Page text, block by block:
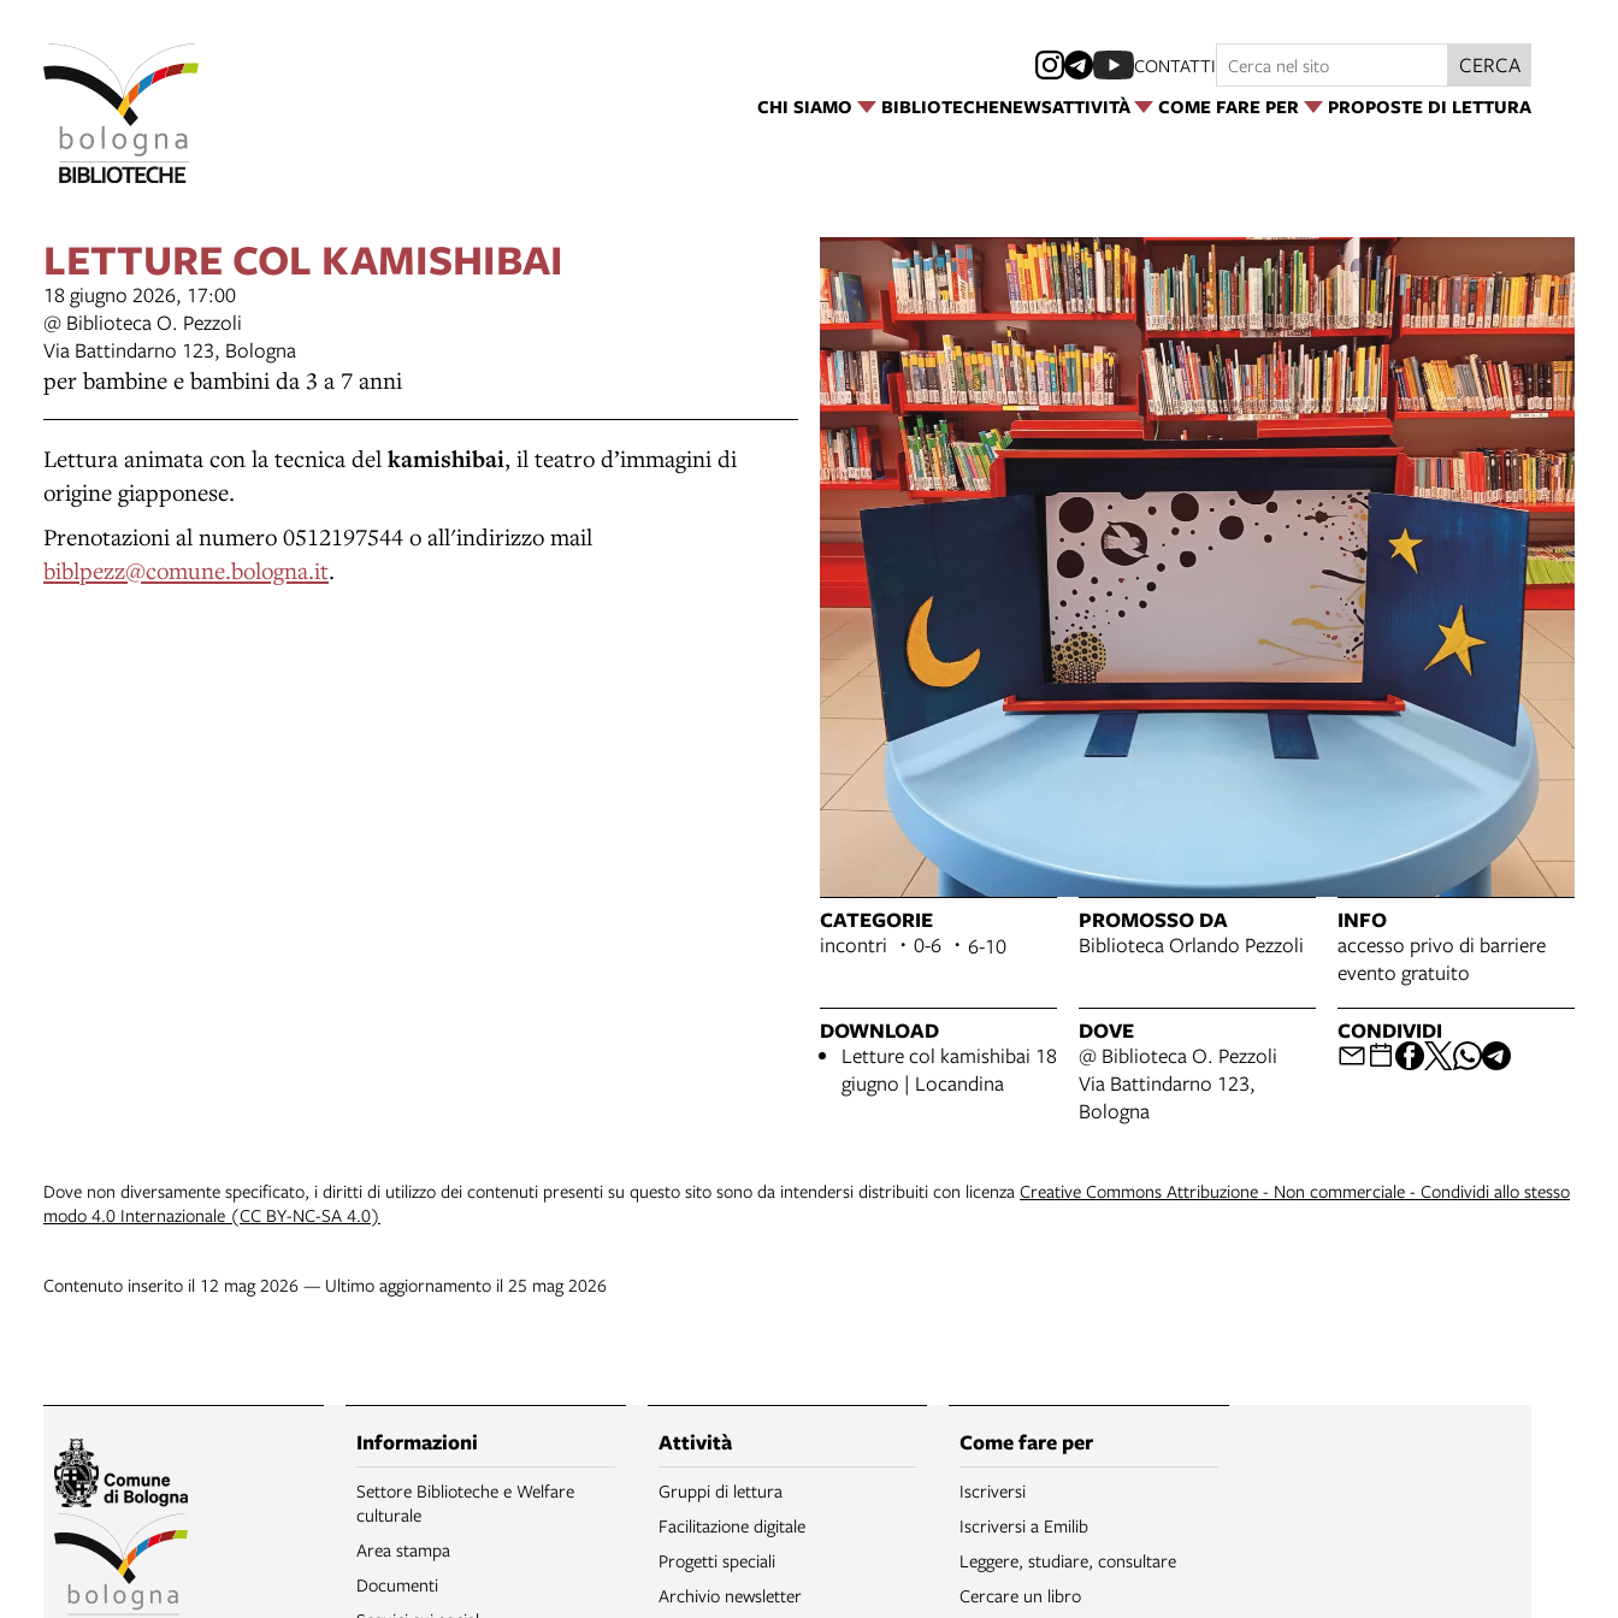
CHI SIAMO BIBLIOTECHENEWSATTIVITÀ COME FARE PER PROPOSTE DI LETTURA
CONTATTI CERCA
LETTURE COL KAMISHIBAI
18 giugno 2026, 17:00
@ Biblioteca O. Pezzoli
Via Battindarno 123, Bologna
per bambine e bambini da 3 a 7 anni
Lettura animata con la tecnica del kamishibai, il teatro d’immagini di
origine giapponese.
Prenotazioni al numero 0512197544 o all'indirizzo mail
biblpezz@comune.bologna.it.
CATEGORIE
incontri
0-6 6-10
PROMOSSO DA
Biblioteca Orlando Pezzoli
INFO
accesso privo di barriere
evento gratuito
DOWNLOAD
Letture col kamishibai 18
giugno | Locandina
DOVE
@ Biblioteca O. Pezzoli
Via Battindarno 123,
Bologna
CONDIVIDI
Dove non diversamente specificato, i diritti di utilizzo dei contenuti presenti su questo sito sono da intendersi distribuiti con licenza Creative Commons Attribuzione - Non commerciale - Condividi allo stesso
modo 4.0 Internazionale (CC BY-NC-SA 4.0)
Contenuto inserito il 12 mag 2026 — Ultimo aggiornamento il 25 mag 2026
Informazioni
Settore Biblioteche e Welfare
culturale
Area stampa
Documenti
Attività
Gruppi di lettura
Facilitazione digitale
Progetti speciali
Archivio newsletter
Come fare per
Iscriversi
Iscriversi a Emilib
Leggere, studiare, consultare
Cercare un libro